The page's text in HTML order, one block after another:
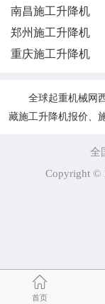
南昌施工升降机
郑州施工升降机
重庆施工升降机
全球起重机械网
藏施工升降机报价、
全
Copyright ©
首页